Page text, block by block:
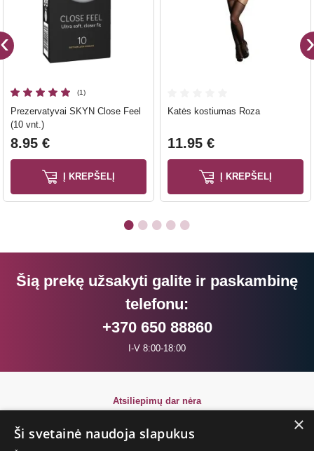
(1)
Prezervatyvai SKYN Close Feel
(10 vnt.)
8.95 €
Į KREPŠELĮ
Katės kostiumas Roza
11.95 €
Į KREPŠELĮ
Šią prekę užsakyti galite ir paskambinę
telefonu:
+370 650 88860
I-V 8:00-18:00
Atsiliepimų dar nėra
×
Ši svetainė naudoja slapukus